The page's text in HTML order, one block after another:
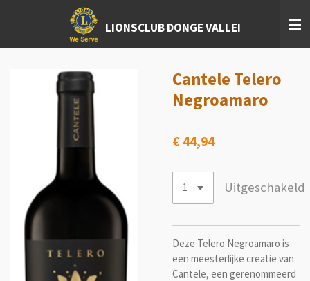
hoofdinhoud
LIONSCLUB DONGE VALLEI
Cantele Telero
Negroamaro
€ 44,94
Uitgeschakeld
Deze Telero Negroamaro is
een meesterlijke creatie van
Cantele, een gerenommeerd